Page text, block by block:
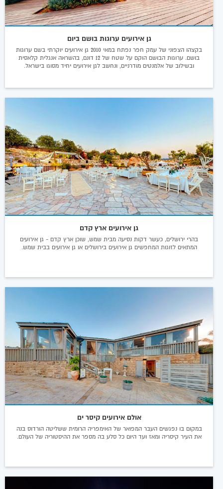
גן אירועים ערוגות בושם ביום
בקצהו הצפוני של עמק חפר נפתח במאי 2010 גן אירועים יוקרתי בשם ערוגות
בושם. ערוגות הבושם הוקם על שטח של 12 דונם, בהשראה אנגלית קלאסית
ובשילוב של אלמנטים מודרניים, ונחשב לגן אירועים יחיד מסוגו בישראל.
גן אירועים ארץ קדם
בהרי ירושלים, כעשר דקות נסיעה מבית שמש, שוכן ארץ קדם - גן אירועים
המתאים לזוגות המחפשים גן אירועים בירושלים או גן אירועים בבית שמש.
אולם אירועים קיסר ים
במקום בו נפגשים העבר המפואר של האימפריה הרומית ששליטה הורדוס בנה
את העיר קיסריה ומאז ועד היום כל סלע בה מספר את ההיסטוריה של העולם.